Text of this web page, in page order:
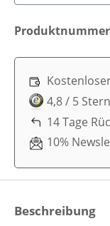
4,8 / 5
14 Tage
10%
Beschreibung